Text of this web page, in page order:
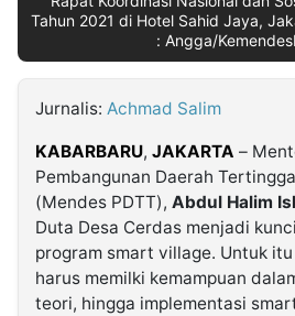
Kabarbaru.co
2026
Kabarbaru
Media
Holding
Tahun 2021 di Hotel Sahid Jaya,
: Angga/
Jurnalis: Achmad Salim
KABARBARU, JAKARTA –
Pembangunan Daerah
(Mendes PDTT), Abdul Halim
Duta Desa Cerdas menjadi
program smart village. Untuk
harus memilki kemampuan
teori, hingga implementasi